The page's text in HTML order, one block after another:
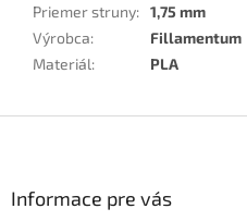
Priemer struny: 1,75 mm
Výrobca:
Fillamentum
Materiál: PLA
Informace pre vás